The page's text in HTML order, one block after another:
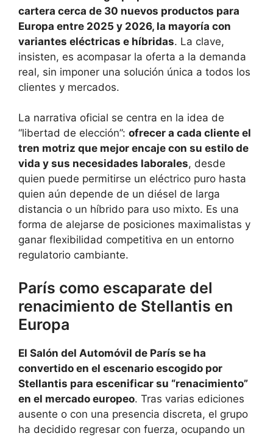
cartera cerca de 30 nuevos productos para
Europa entre 2025 y 2026, la mayoría con
variantes eléctricas e híbridas. La clave,
insisten, es acompasar la oferta a la demanda
real, sin imponer una solución única a todos los
clientes y mercados.
La narrativa oficial se centra en la idea de
“libertad de elección”: ofrecer a cada cliente el
tren motriz que mejor encaje con su estilo de
vida y sus necesidades laborales, desde
quien puede permitirse un eléctrico puro hasta
quien aún depende de un diésel de larga
distancia o un híbrido para uso mixto. Es una
forma de alejarse de posiciones maximalistas y
ganar flexibilidad competitiva en un entorno
regulatorio cambiante.
París como escaparate del
renacimiento de Stellantis en
Europa
El Salón del Automóvil de París se ha
convertido en el escenario escogido por
Stellantis para escenificar su “renacimiento”
en el mercado europeo. Tras varias ediciones
ausente o con una presencia discreta, el grupo
ha decidido regresar con fuerza, ocupando un